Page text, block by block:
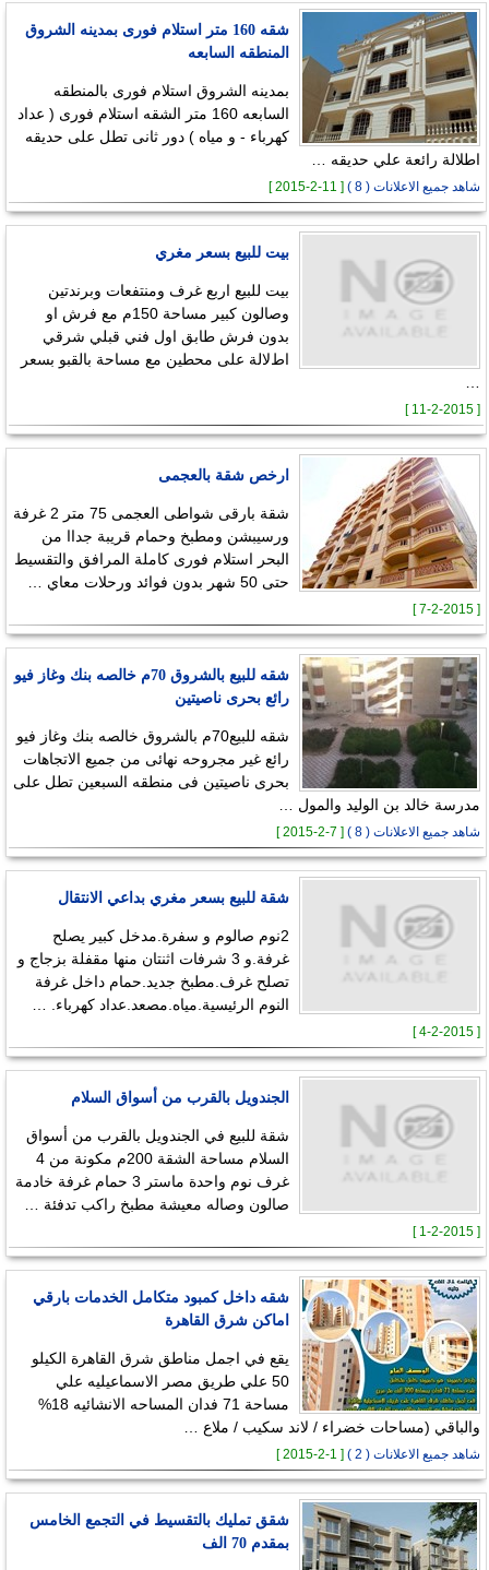
شقه 160 متر استلام فورى بمدينه الشروق
المنطقه السابعه
بمدينه الشروق استلام فورى بالمنطقه
السابعه 160 متر الشقه استلام فورى ( عداد
كهرباء - و مياه ) دور ثانى تطل على حديقه
اطلالة رائعة علي حديقه …
شاهد جميع الاعلانات ( 8 ) [ 11-2-2015 ]
بيت للبيع بسعر مغري
بيت للبيع اربع غرف ومنتفعات وبرندتين
وصالون كبير مساحة 150م مع فرش او
بدون فرش طابق اول فني قبلي شرقي
اطﻻلة على محطين مع مساحة بالقبو بسعر
[ 11-2-2015 ]
ارخص شقة بالعجمى
شقة بارقى شواطى العجمى 75 متر 2 غرفة
ورسيبشن ومطبخ وحمام قريبة جداا من
البحر استلام فورى كاملة المرافق والتقسيط
حتى 50 شهر بدون فوائد ورحلات معاي …
[ 7-2-2015 ]
شقه للبيع بالشروق 70م خالصه بنك وغاز فيو
رائع بحرى ناصيتين
شقه للبيع70م بالشروق خالصه بنك وغاز فيو
رائع غير مجروحه نهائى من جميع الاتجاهات
بحرى ناصيتين فى منطقه السبعين تطل على
مدرسة خالد بن الوليد والمول …
شاهد جميع الاعلانات ( 8 ) [ 7-2-2015 ]
شقة للبيع بسعر مغري بداعي الانتقال
2نوم صالوم و سفرة.مدخل كبير يصلح
غرفة.و 3 شرفات اثنتان منها مقفلة بزجاج و
تصلح غرف.مطبخ جديد.حمام داخل غرفة
النوم الرئيسية.مياه.مصعد.عداد كهرباء. …
[ 4-2-2015 ]
الجندويل بالقرب من أسواق السلام
شقة للبيع في الجندويل بالقرب من أسواق
السلام مساحة الشقة 200م مكونة من 4
غرف نوم واحدة ماستر 3 حمام غرفة خادمة
صالون وصاله معيشة مطبخ راكب تدفئة …
[ 1-2-2015 ]
شقه داخل كمبود متكامل الخدمات بارقي
اماكن شرق القاهرة
يقع في اجمل مناطق شرق القاهرة الكيلو
50 علي طريق مصر الاسماعيليه علي
مساحة 71 فدان المساحه الانشائيه 18%
والباقي (مساحات خضراء / لاند سكيب / ملاع …
شاهد جميع الاعلانات ( 2 ) [ 1-2-2015 ]
شقق تمليك بالتقسيط في التجمع الخامس
بمقدم 70 الف